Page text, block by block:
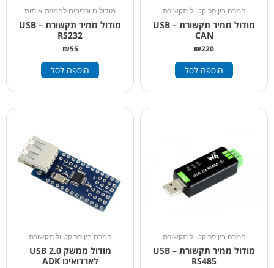
המרה בין פרוקטוול תקשורת
מודול ממיר תקשורת USB –
CAN
₪220
הוספה לסל
מודולים ורכיבים להמרת אותות
מודול ממיר תקשורת USB –
RS232
₪55
הוספה לסל
המרה בין פרוקטוול תקשורת
מודול ממיר תקשורת USB –
RS485
המרה בין פרוקטוול תקשורת
מודול ממשק USB 2.0
לארדואינו ADK